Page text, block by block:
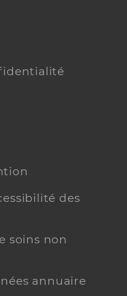
des
soins non
annuaire